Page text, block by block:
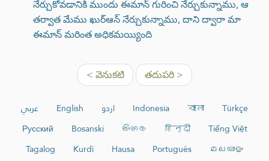
నేర్చుకోవడానికి ముందు ఈమాన్ గురించి నేర్చుకున్నాము, ఆ
తర్వాత మేము ఖుర్ఆన్ నేర్చుకున్నాము, దాని ద్వారా మా
ఈమాన్ మరింత అధికమయ్యింది
< వెనుకటి తదుపరి >
عربي English اردو Indonesia বাংলা
Türkçe
Русский
Bosanski සිංහල हिन्दी
Tiếng Việt
Tagalog
Kurdî Hausa Português
മലയാളം